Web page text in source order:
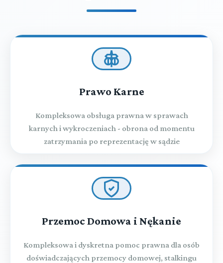
Prawo Karne
Kompleksowa obsługa prawna w sprawach
karnych i wykroczeniach - obrona od momentu
zatrzymania po reprezentację w sądzie
Przemoc Domowa i Nękanie
Kompleksowa i dyskretna pomoc prawna dla osób
doświadczających przemocy domowej, stalkingu